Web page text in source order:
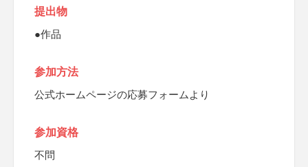
提出物
●作品
参加方法
公式ホームページの応募フォームより
参加資格
不問